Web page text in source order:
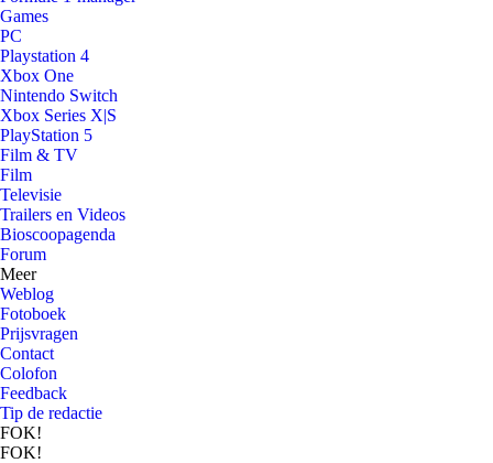
Games
PC
Playstation 4
Xbox One
Nintendo Switch
Xbox Series X|S
PlayStation 5
Film & TV
Film
Televisie
Trailers en Videos
Bioscoopagenda
Forum
Meer
Weblog
Fotoboek
Prijsvragen
Contact
Colofon
Feedback
Tip de redactie
FOK!
FOK!